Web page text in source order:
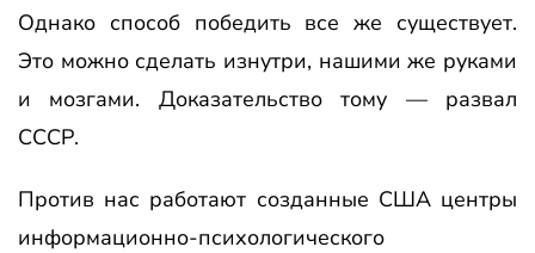
Однако способ победить все же существует.
Это можно сделать изнутри, нашими же руками
и мозгами. Доказательство тому — развал
СССР.
Против нас работают созданные США центры
информационно-психологического